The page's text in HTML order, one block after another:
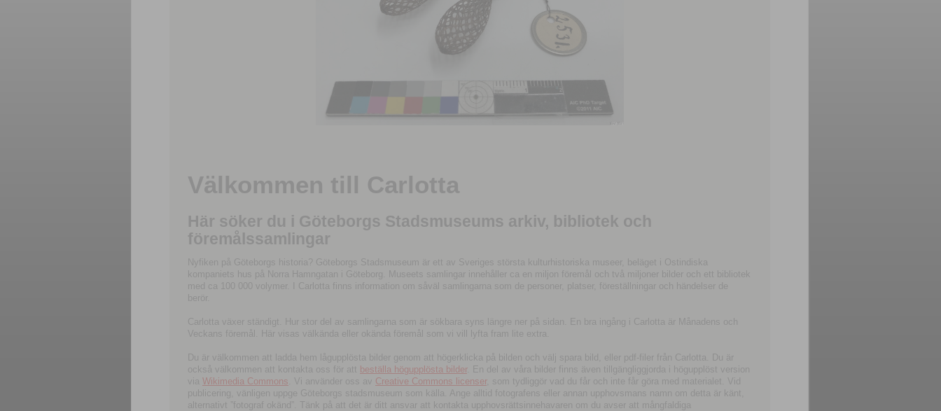
Välkommen till Carlotta
Här söker du i Göteborgs Stadsmuseums arkiv, bibliotek och
föremålssamlingar
Nyfiken på Göteborgs historia? Göteborgs Stadsmuseum är ett av Sveriges största kulturhistoriska museer, beläget i Ostindiska
kompaniets hus på Norra Hamngatan i Göteborg. Museets samlingar innehåller ca en miljon föremål och två miljoner bilder och ett bibliotek
med ca 100 000 volymer. I Carlotta finns information om såväl samlingarna som de personer, platser, föreställningar och händelser de
berör.
Carlotta växer ständigt. Hur stor del av samlingarna som är sökbara syns längre ner på sidan. En bra ingång i Carlotta är Månadens och
Veckans föremål. Här visas välkända eller okända föremål som vi vill lyfta fram lite extra.
Du är välkommen att ladda hem lågupplösta bilder genom att högerklicka på bilden och välj spara bild, eller pdf-filer från Carlotta. Du är
också välkommen att kontakta oss för att beställa högupplösta bilder. En del av våra bilder finns även tillgängliggjorda i högupplöst version
via Wikimedia Commons . Vi använder oss av Creative Commons licenser, som tydliggör vad du får och inte får göra med materialet. Vid
publicering, vänligen uppge Göteborgs stadsmuseum som källa. Ange alltid fotografens eller annan upphovsmans namn om detta är känt,
alternativt ”fotograf okänd”. Tänk på att det är ditt ansvar att kontakta upphovsrättsinnehavaren om du avser att mångfaldiga